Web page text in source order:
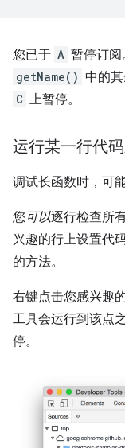
您已于 A 暂停订
getName() 中的
C 上暂停。
运行某一行代
调试长函数时，可
您可以逐行检查所
兴趣的行上设置代
的方法。
右键点击您感兴趣
工具会运行到该点
停。